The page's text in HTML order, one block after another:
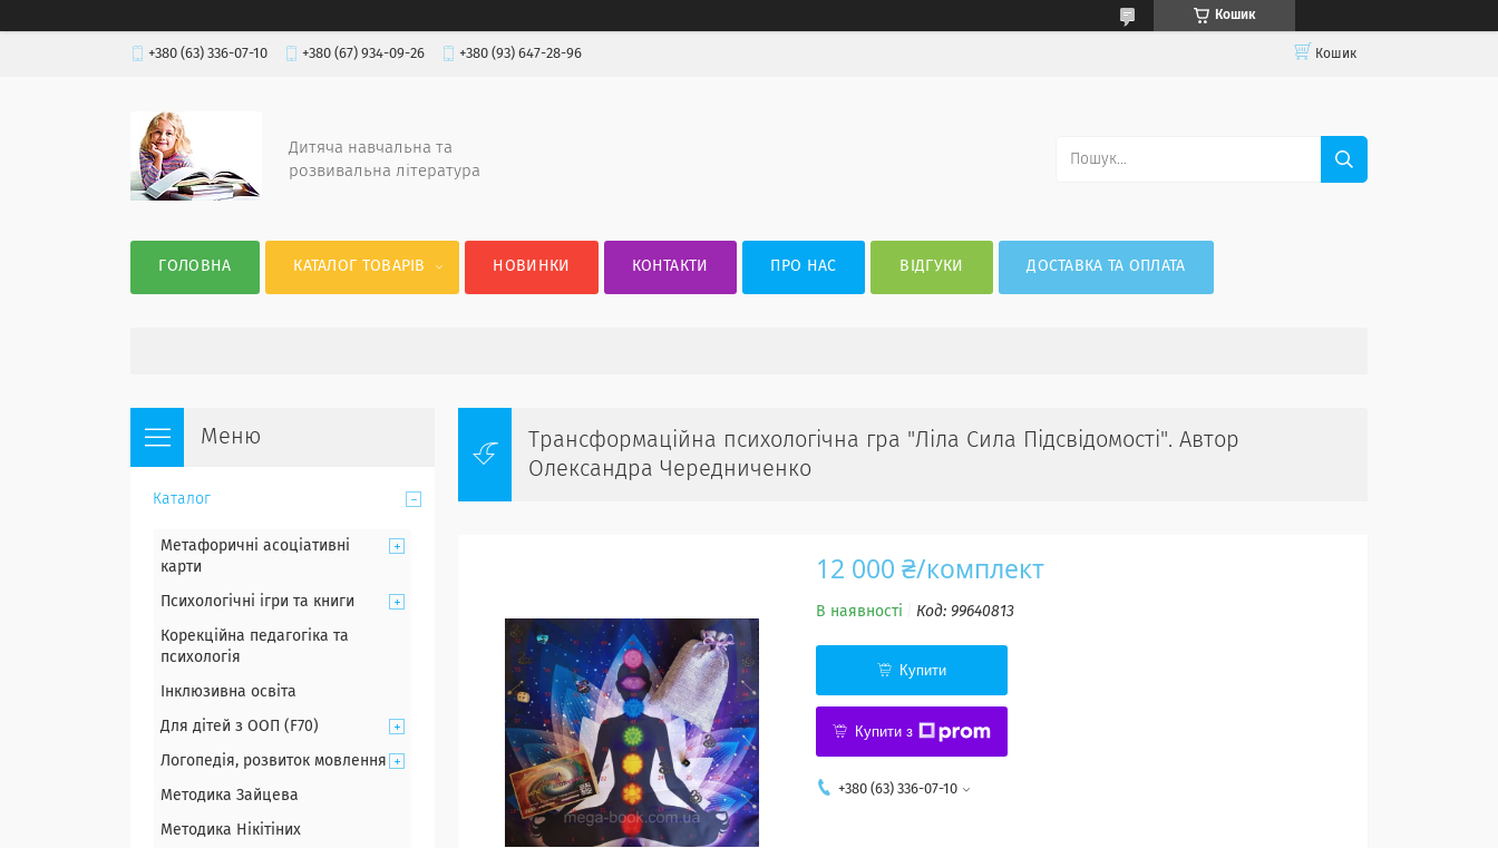
Кошик
+380 (63) 336-07-10 +380 (67) 934-09-26 +380 (93) 647-28-96 Кошик
Дитяча навчальна та
розвивальна література
ГОЛОВНА КАТАЛОГ ТОВАРІВ НОВИНКИ КОНТАКТИ ПРО НАС ВІДГУКИ ДОСТАВКА ТА ОПЛАТА
Трансформаційна психологічна гра "Ліла Сила Підсвідомості". Автор
Олександра Чередниченко
12 000 ₴/комплект
В наявності Код: 99640813
Купити
Купити з
+380 (63) 336-07-10
Каталог
Метафоричні асоціативні
карти
Психологічні ігри та книги
Корекційна педагогіка та
психологія
Інклюзивна освіта
Для дітей з ООП (F70)
Логопедія, розвиток мовлення
Методика Зайцева
Методика Нікітіних